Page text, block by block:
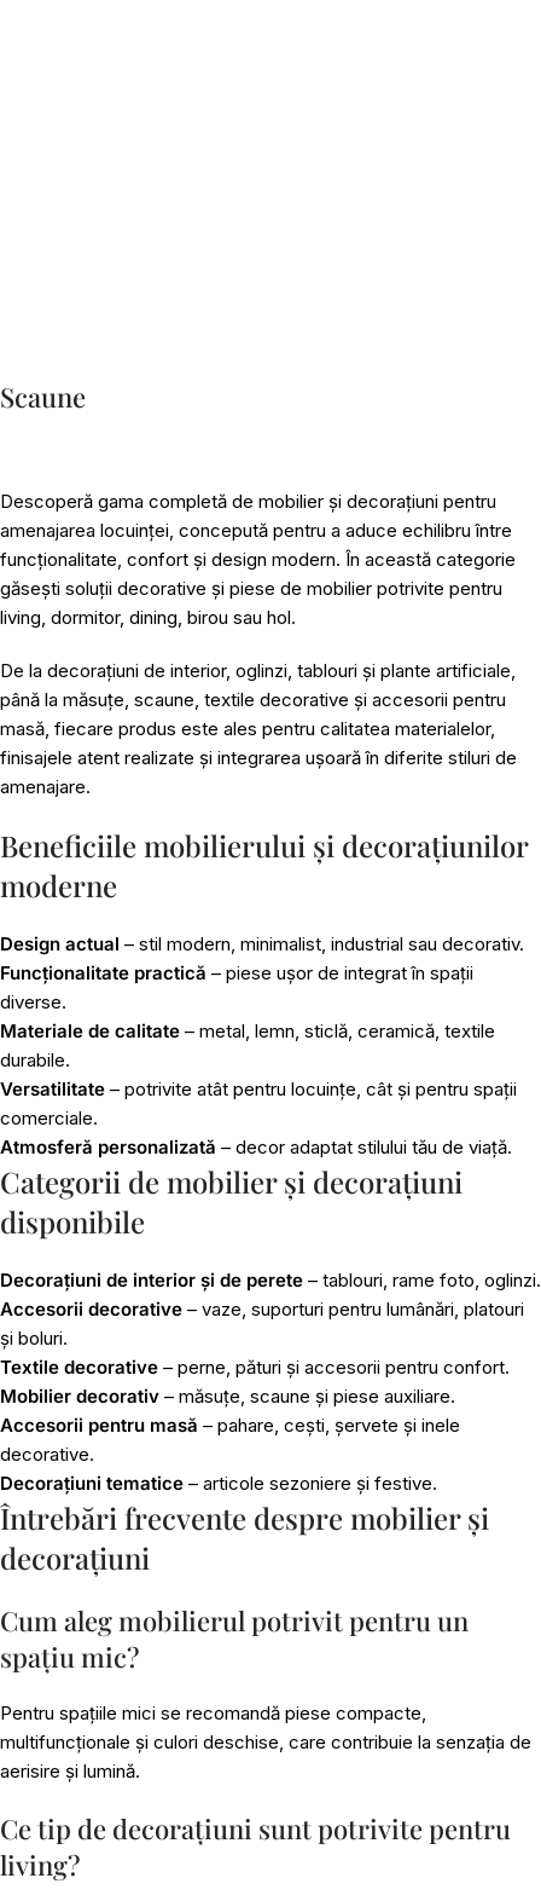
Scaune
Descoperă gama completă de mobilier și decorațiuni pentru
amenajarea locuinței, concepută pentru a aduce echilibru între
funcționalitate, confort și design modern. În această categorie
găsești soluții decorative și piese de mobilier potrivite pentru
living, dormitor, dining, birou sau hol.
De la decorațiuni de interior, oglinzi, tablouri și plante artificiale,
până la măsuțe, scaune, textile decorative și accesorii pentru
masă, fiecare produs este ales pentru calitatea materialelor,
finisajele atent realizate și integrarea ușoară în diferite stiluri de
amenajare.
Beneficiile mobilierului și decorațiunilor
moderne
Design actual – stil modern, minimalist, industrial sau decorativ.
Funcționalitate practică – piese ușor de integrat în spații
diverse.
Materiale de calitate – metal, lemn, sticlă, ceramică, textile
durabile.
Versatilitate – potrivite atât pentru locuințe, cât și pentru spații
comerciale.
Atmosferă personalizată – decor adaptat stilului tău de viață.
Categorii de mobilier și decorațiuni
disponibile
Decorațiuni de interior și de perete – tablouri, rame foto, oglinzi.
Accesorii decorative – vaze, suporturi pentru lumânări, platouri
și boluri.
Textile decorative – perne, pături și accesorii pentru confort.
Mobilier decorativ – măsuțe, scaune și piese auxiliare.
Accesorii pentru masă – pahare, cești, șervete și inele
decorative.
Decorațiuni tematice – articole sezoniere și festive.
Întrebări frecvente despre mobilier și
decorațiuni
Cum aleg mobilierul potrivit pentru un
spațiu mic?
Pentru spațiile mici se recomandă piese compacte,
multifuncționale și culori deschise, care contribuie la senzația de
aerisire și lumină.
Ce tip de decorațiuni sunt potrivite pentru
living?